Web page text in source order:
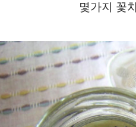
몇가지 꽃